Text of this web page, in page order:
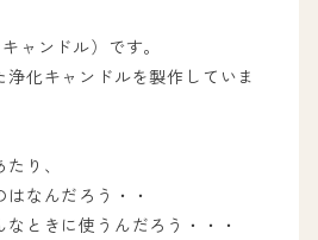
ャンドル）です。
浄化キャンドルを製作していま
り、
なんだろう・・
ときに使うんだろう・・・